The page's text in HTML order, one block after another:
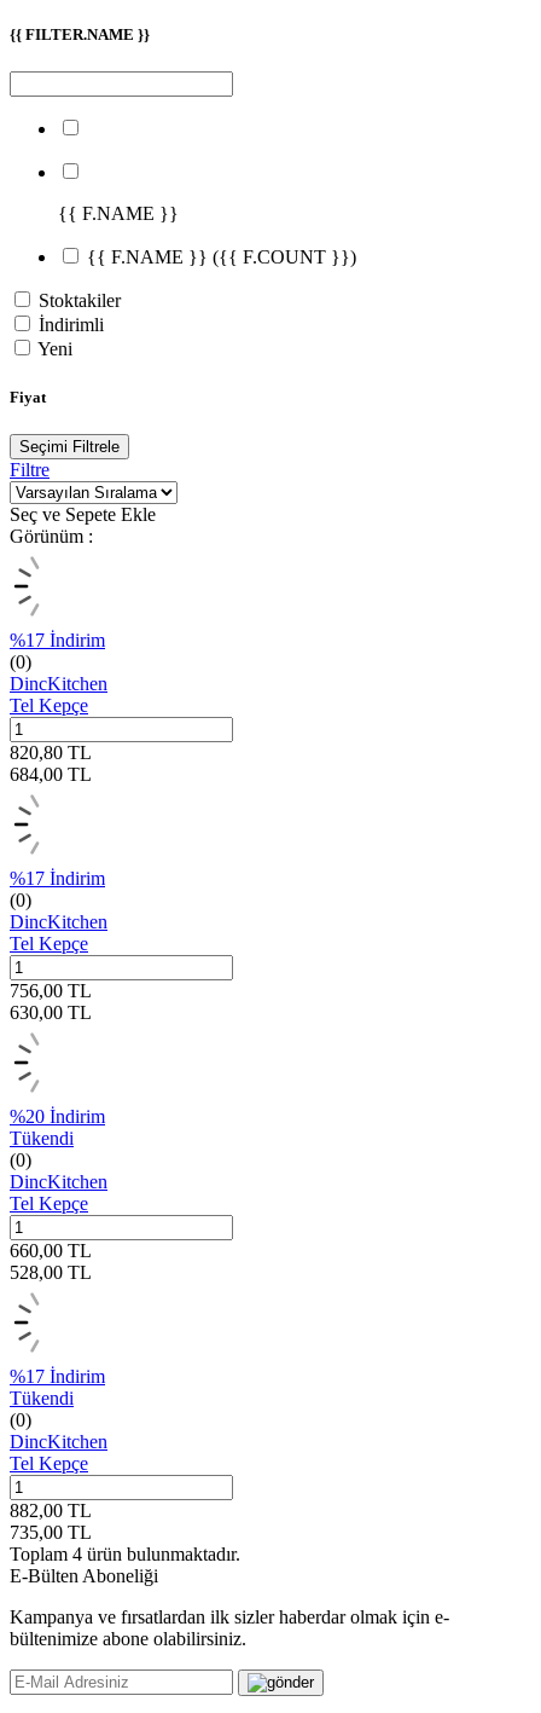
{{ FILTER.NAME }}
{{ F.NAME }}
{{ F.NAME }} ({{ F.COUNT }})
Stoktakiler
İndirimli
Yeni
Fiyat
Seçimi Filtrele
Filtre
Seç ve Sepete Ekle
Görünüm :
%17 İndirim
(0)
DincKitchen
Tel Kepçe
820,80 TL
684,00 TL
%17 İndirim
(0)
DincKitchen
Tel Kepçe
756,00 TL
630,00 TL
%20 İndirim
Tükendi
(0)
DincKitchen
Tel Kepçe
660,00 TL
528,00 TL
%17 İndirim
Tükendi
(0)
DincKitchen
Tel Kepçe
882,00 TL
735,00 TL
Toplam 4 ürün bulunmaktadır.
E-Bülten Aboneliği
Kampanya ve fırsatlardan ilk sizler haberdar olmak için e-
bültenimize abone olabilirsiniz.